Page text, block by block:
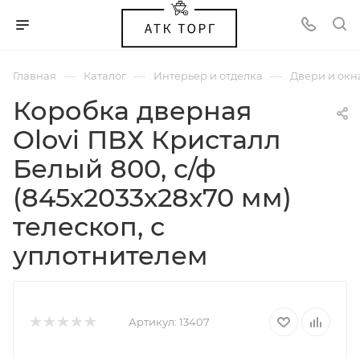
Главная — Каталог — Интерьер и отделка — Двери и
Коробка дверная
Olovi ПВХ Кристалл
Белый 800, с/ф
(845х2033х28х70 мм)
телескоп, с
уплотнителем
Артикул: 13407